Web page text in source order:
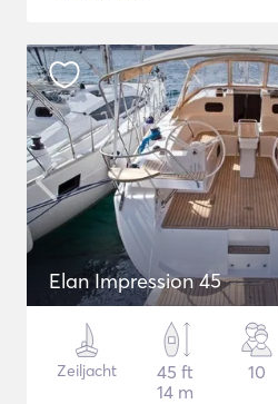
Elan Impression 45
Zeiljacht
45 ft
14 m
10